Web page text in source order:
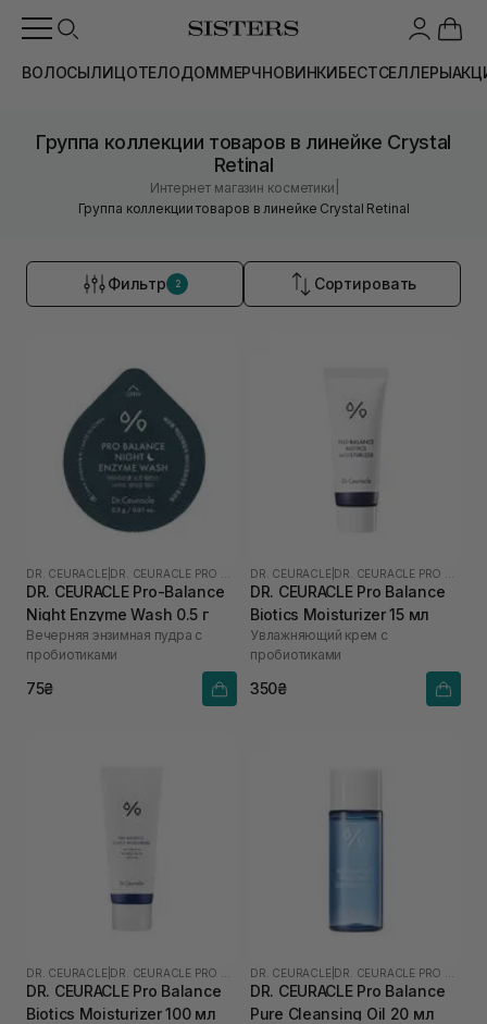
ВОЛОСЫЛИЦОТЕЛОДОММЕРЧНОВИНКИБЕСТСЕЛЛЕРЫ
Группа коллекции товаров в линейке Crystal
Retinal
Интернет магазин косметики
Группа коллекции товаров в линейке Crystal Retinal
Фильтр 2 Сортировать
DR. CEURACLE
DR. CEURACLE Pro-Balance
Night Enzyme Wash 0.5 г
Вечерняя энзимная пудра с
пробиотиками
75₴
DR. CEURACLE
DR. CEURACLE Pro Balance
Biotics Moisturizer 15 мл
Увлажняющий крем с
пробиотиками
350₴
DR. CEURACLE
DR. CEURACLE Pro Balance
Biotics Moisturizer 100 мл
DR. CEURACLE
DR. CEURACLE Pro Balance
Pure Cleansing Oil 20 мл